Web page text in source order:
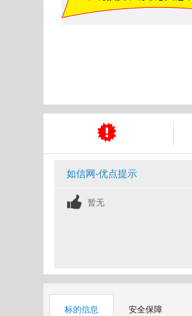
如信网-优点提示
暂无
标的信息 安全保障